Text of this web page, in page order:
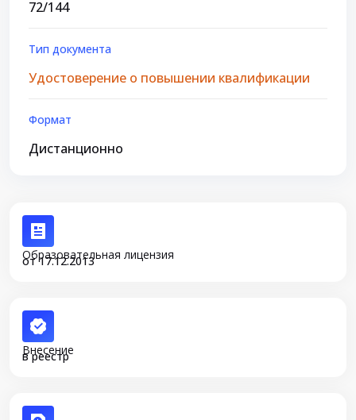
72/144
Тип документа
Удостоверение о повышении квалификации
Формат
Дистанционно
Образовательная лицензия
от 17.12.2013
Внесение
в реестр